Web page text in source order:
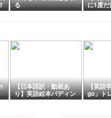
る に1度だ
嶋神社
【日本語訳・動画あ
り】英語絵本パディン
トン『Paddington at t
【英語
go」ト
ムのリ